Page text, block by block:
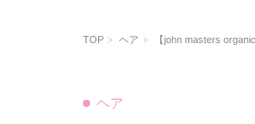
TOP ヘア 【john masters organics】3月12日
ヘア